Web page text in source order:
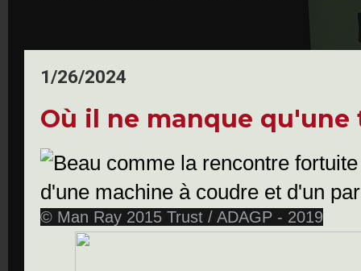
1/26/2024
Où il ne manque
© Man Ray 2015 Trust / ADAGP - 2019